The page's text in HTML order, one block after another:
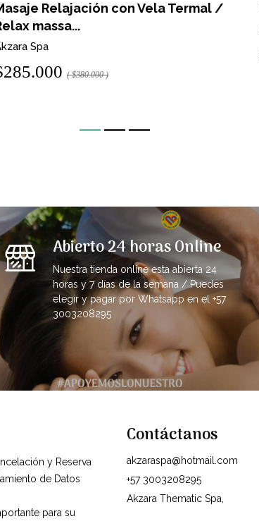
Relajación con Vela Termal /
massa...
Spa
( $380.000 )
Abierto 24 horas Online
Nuestra tienda online esta abierta 24
horas y 7 días de la semana / Puedes
elegir y pagar por Whatsapp en el +57
3003208295
y Reserva
de Datos
para su
Contáctanos
akzaraspa@hotmail.com
+57 3003208295
Akzara Thematic Spa,